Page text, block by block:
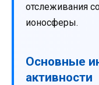
отслеживания
ионосферы.
Основные
активности